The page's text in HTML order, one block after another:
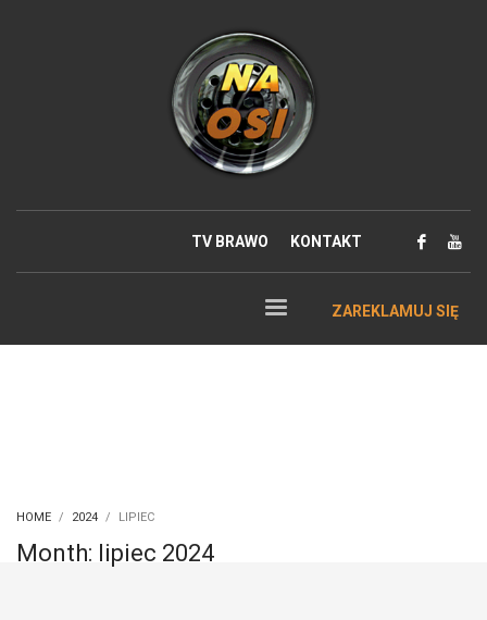
TV BRAWO KONTAKT
ZAREKLAMUJ SIĘ
HOME 2024 LIPIEC
Month: lipiec 2024